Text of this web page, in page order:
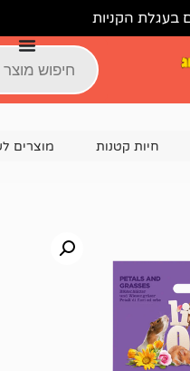
מוצרים לשרקן